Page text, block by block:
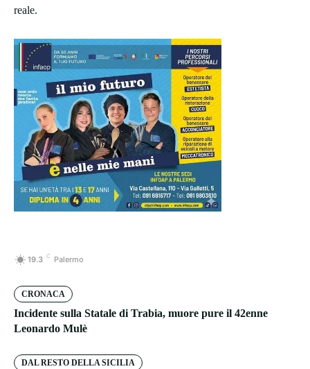
reale.
19.3 C Palermo
CRONACA
Incidente sulla Statale di Trabia, muore pure il 42enne
Leonardo Mulè
DAL RESTO DELLA SICILIA